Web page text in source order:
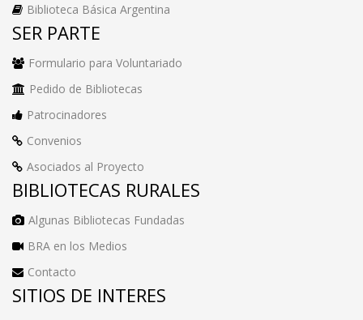
Biblioteca Básica Argentina
SER PARTE
Formulario para Voluntariado
Pedido de Bibliotecas
Patrocinadores
Convenios
Asociados al Proyecto
BIBLIOTECAS RURALES
Algunas Bibliotecas Fundadas
BRA en los Medios
Contacto
SITIOS DE INTERES